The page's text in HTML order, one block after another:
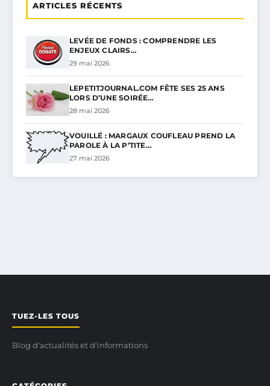
ARTICLES RÉCENTS
LEVÉE DE FONDS : COMPRENDRE LES
ENJEUX CLAIRS…
29 mai 2026
LEPETITJOURNAL.COM FÊTE SES 25 ANS
LORS D’UNE SOIRÉE…
28 mai 2026
VOUILLÉ : MARGAUX COUFLEAU PREND LA
PAROLE À LA P’TITE…
27 mai 2026
TUEZ-LES TOUS
Blog d'actualités et d'informations